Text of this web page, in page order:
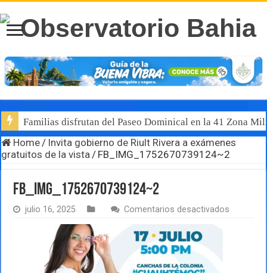
Familias disfrutan del Paseo Dominical en la 41 Zona
Home/ Invita gobierno de Riult Rivera a exámenes
gratuitos de la vista/ FB_IMG_1752670739124~2
FB_IMG_1752670739124~2
julio 16, 2025 Comentarios desactivados